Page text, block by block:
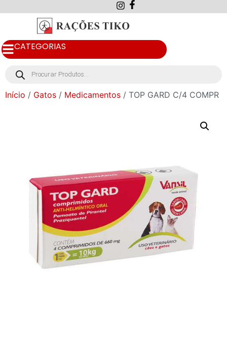
CATEGORIAS
Início / Gatos / Medicamentos / TOP GARD C/4 COMPR